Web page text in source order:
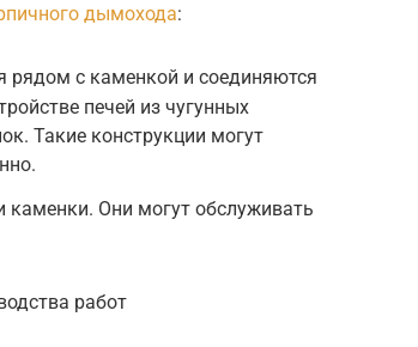
дымохода:
рядом с каменкой и соединяются
печей из чугунных
Такие конструкции могут
Они могут обслуживать
работ